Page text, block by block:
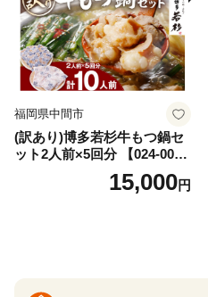
福岡県中間市
(訳あり)博多若杉牛もつ鍋セ
ット2人前×5回分 【024-002
15,000円